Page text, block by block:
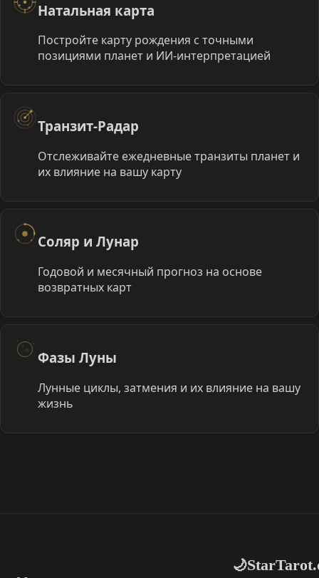
Натальная карта
Постройте карту рождения с точными
позициями планет и ИИ-интерпретацией
Транзит-Радар
Отслеживайте ежедневные транзиты планет и
их влияние на вашу карту
Соляр и Лунар
Годовой и месячный прогноз на основе
возвратных карт
Фазы Луны
Лунные циклы, затмения и их влияние на вашу
жизнь
🌙